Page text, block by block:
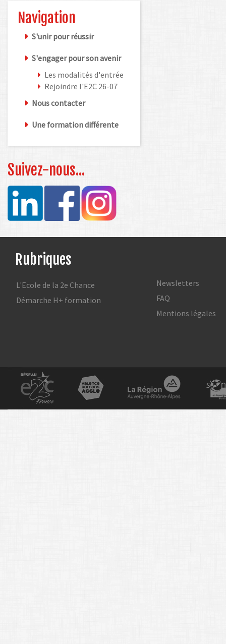
Navigation
S'unir pour réussir
S'engager pour son avenir
Les modalités d'entrée
Rejoindre l'E2C 26-07
Nous contacter
Une formation différente
Suivez-nous...
Rubriques
L'Ecole de la 2e Chance
Démarche H+ formation
Newsletters
FAQ
Mentions légales